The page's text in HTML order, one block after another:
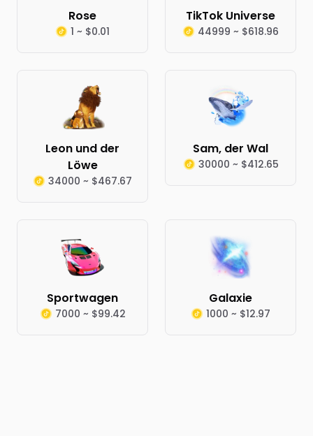
Rose
1 ~ $0.01
TikTok Universe
44999 ~ $618.96
Leon und der
Löwe
34000 ~ $467.67
Sam, der Wal
30000 ~ $412.65
Sportwagen
7000 ~ $99.42
Galaxie
1000 ~ $12.97